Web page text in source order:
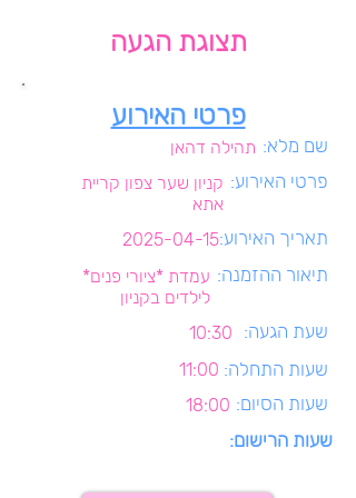
תצוגת הגעה
פרטי האירוע
תהילה דהאן שם מלא:
קניון שער צפון קריית
אתא
פרטי האירוע:
2025-04-15תאריך האירוע:
עמדת *ציורי פנים*
לילדים בקניון
תיאור ההזמנה:
10:30 שעת הגעה:
11:00 שעות התחלה:
18:00 שעות הסיום:
שעות הרישום: